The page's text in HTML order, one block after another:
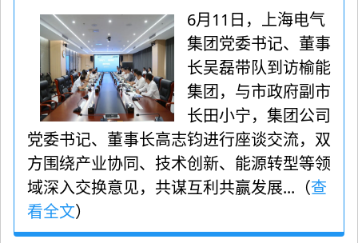
6月11日，上海电气
集团党委书记、董事
长吴磊带队到访榆能
集团，与市政府副市
长田小宁，集团公司
党委书记、董事长高志钧进行座谈交流，双
方围绕产业协同、技术创新、能源转型等领
域深入交换意见，共谋互利共赢发展...（查
看全文）